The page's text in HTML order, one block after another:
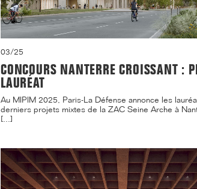
03/25
CONCOURS NANTERRE CROISSANT :
LAURÉAT
Au MIPIM 2025, Paris-La Défense annonce les
derniers projets mixtes de la ZAC Seine Arche à
[...]